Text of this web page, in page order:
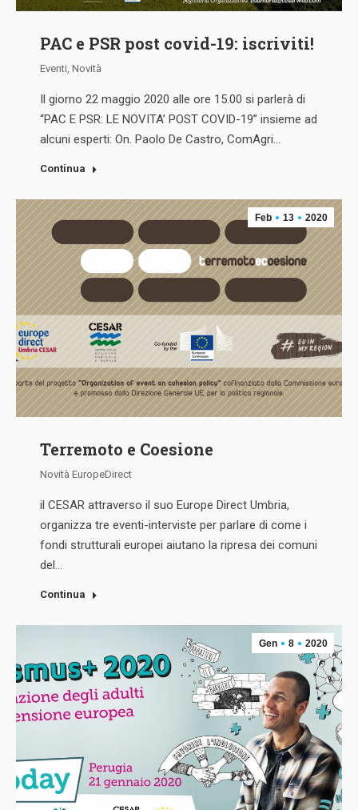
PAC e PSR post covid-19: iscriviti!
Eventi, Novità
Il giorno 22 maggio 2020 alle ore 15.00 si parlerà di
“PAC E PSR: LE NOVITA’ POST COVID-19” insieme ad
alcuni esperti: On. Paolo De Castro, ComAgri…
Continua
Feb 13 2020
Terremoto e Coesione
Novità EuropeDirect
il CESAR attraverso il suo Europe Direct Umbria,
organizza tre eventi-interviste per parlare di come i
fondi strutturali europei aiutano la ripresa dei comuni
del…
Continua
Gen 8 2020